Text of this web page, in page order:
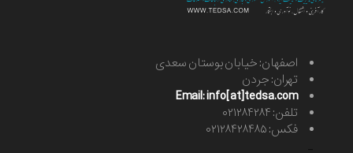
اصفهان: خیابان بوستان سعدی
تهران: جردن
Email: info[at]tedsa.com
تلفن: ۰۲۱۲۸۴۲۸۴
فکس: ۰۲۱۲۸۴۲۸۴۸۵